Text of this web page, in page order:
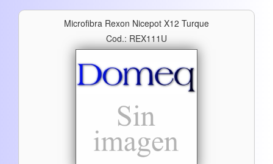
Microfibra Rexon Nicepot X12 Turque
Cod.: REX111U